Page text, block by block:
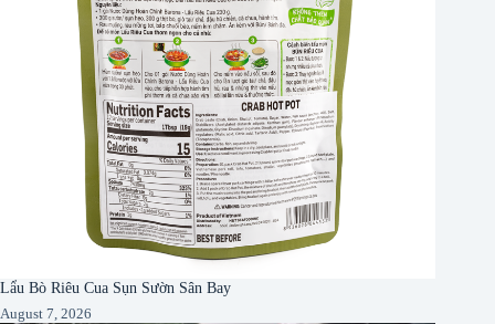
Lẩu Bò Riêu Cua Sụn Sườn Sân Bay
August 7, 2026